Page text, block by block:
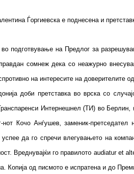
Ѓоргиевска е поднесена и
подготвување на Предлог за
сомнеж дека со неажурно
на интересите на доверителите
доби претставка во врска со
Интернешнел (ТИ) во
Кочо Анѓушев, заменик-
да го спречи влегувањето на
Вреднувајќи го правилото audiatur
Копија од писмото е испратена и до